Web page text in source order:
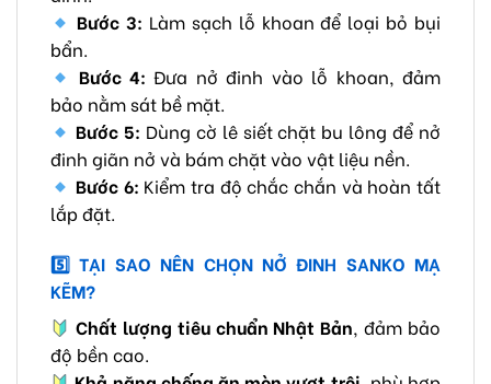
Bước 3: Làm sạch lỗ khoan để loại bỏ bụi
bẩn.
Bước 4: Đưa nở đinh vào lỗ khoan, đảm
bảo nằm sát bề mặt.
Bước 5: Dùng cờ lê siết chặt bu lông để nở
đinh giãn nở và bám chặt vào vật liệu nền.
Bước 6: Kiểm tra độ chắc chắn và hoàn tất
lắp đặt.
5️ TẠI SAO NÊN CHỌN NỞ ĐINH SANKO MẠ
KẼM?
Chất lượng tiêu chuẩn Nhật Bản, đảm bảo
độ bền cao.